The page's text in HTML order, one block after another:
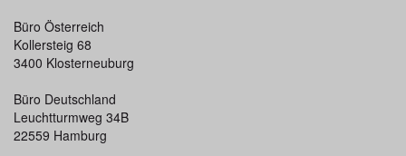
Büro Österreich
Kollersteig 68
3400 Klosterneuburg
Büro Deutschland
Leuchtturmweg 34B
22559 Hamburg